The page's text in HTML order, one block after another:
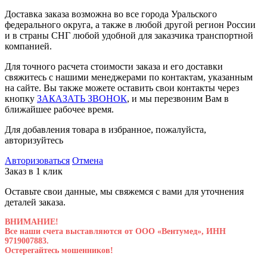
Доставка заказа возможна во все города Уральского
федерального округа, а также в любой другой регион России
и в страны СНГ любой удобной для заказчика транспортной
компанией.
Для точного расчета стоимости заказа и его доставки
свяжитесь с нашими менеджерами по контактам, указанным
на сайте. Вы также можете оставить свои контакты через
кнопку ЗАКАЗАТЬ ЗВОНОК, и мы перезвоним Вам в
ближайшее рабочее время.
Для добавления товара в избранное, пожалуйста,
авторизуйтесь
Авторизоваться Отмена
Заказ в 1 клик
Оставьте свои данные, мы свяжемся с вами для уточнения
деталей заказа.
ВНИМАНИЕ!
Все наши счета выставляются от ООО «Вентумед», ИНН
9719007883.
Остерегайтесь мошенников!